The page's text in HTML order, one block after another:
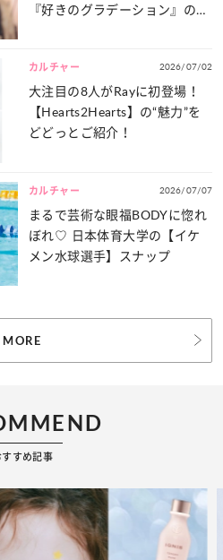
『好きのグラデーション』の魅
カルチャー 2026/07/02
大注目の8人がRayに初登場！
【Hearts2Hearts】の“魅力”を
どどっとご紹介！
カルチャー 2026/07/07
まるで芸術な眼福BODYに惚れ
ぼれ♡ 日本体育大学の【イケ
メン水球選手】スナップ
MORE
すすめ記事